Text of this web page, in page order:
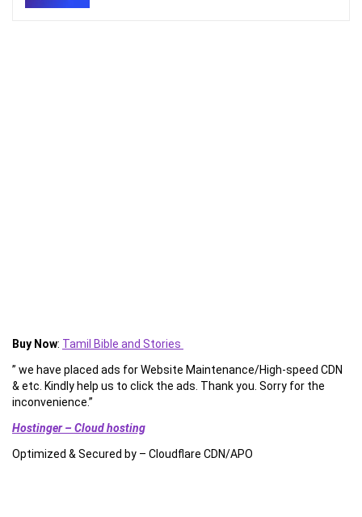
Buy Now: Tamil Bible and Stories
” we have placed ads for Website Maintenance/High-speed CDN
& etc. Kindly help us to click the ads. Thank you. Sorry for the
inconvenience.”
Hostinger – Cloud hosting
Optimized & Secured by – Cloudflare CDN/APO